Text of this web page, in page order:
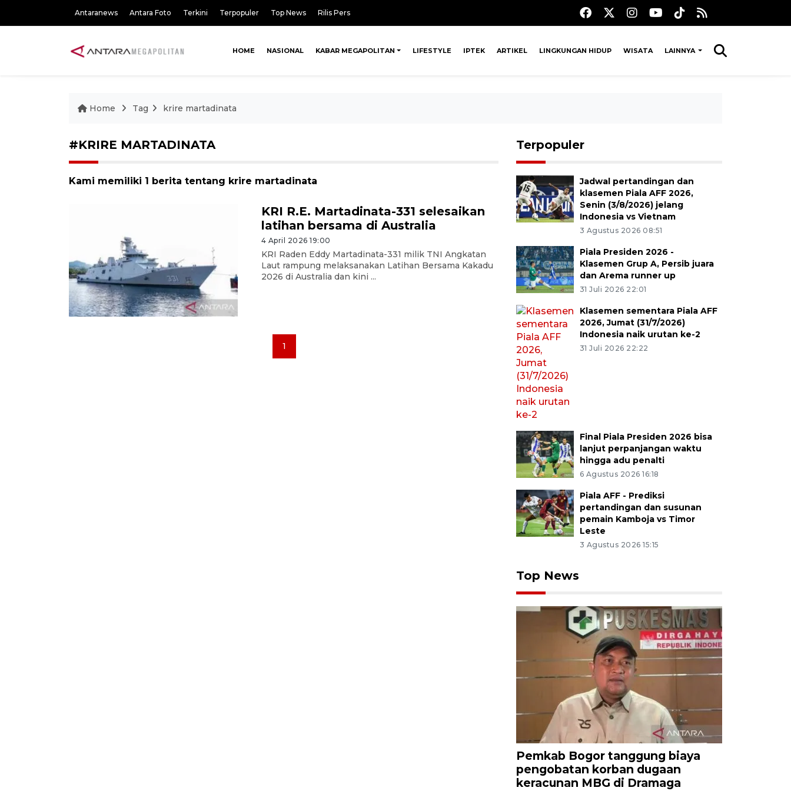
Antaranews Antara Foto Terkini Terpopuler Top News Rilis Pers
HOME NASIONAL KABAR MEGAPOLITAN LIFESTYLE IPTEK ARTIKEL LINGKUNGAN HIDUP WISATA LAINNYA
Home Tag krire martadinata
#KRIRE MARTADINATA
Kami memiliki 1 berita tentang krire martadinata
KRI R.E. Martadinata-331 selesaikan
latihan bersama di Australia
4 April 2026 19:00
KRI Raden Eddy Martadinata-331 milik TNI Angkatan
Laut rampung melaksanakan Latihan Bersama Kakadu
2026 di Australia dan kini ...
1
Terpopuler
Jadwal pertandingan dan
klasemen Piala AFF 2026,
Senin (3/8/2026) jelang
Indonesia vs Vietnam
3 Agustus 2026 08:51
Piala Presiden 2026 -
Klasemen Grup A, Persib juara
dan Arema runner up
31 Juli 2026 22:01
Klasemen sementara Piala AFF
2026, Jumat (31/7/2026)
Indonesia naik urutan ke-2
31 Juli 2026 22:22
Final Piala Presiden 2026 bisa
lanjut perpanjangan waktu
hingga adu penalti
6 Agustus 2026 16:18
Piala AFF - Prediksi
pertandingan dan susunan
pemain Kamboja vs Timor
Leste
3 Agustus 2026 15:15
Top News
Pemkab Bogor tanggung biaya
pengobatan korban dugaan
keracunan MBG di Dramaga